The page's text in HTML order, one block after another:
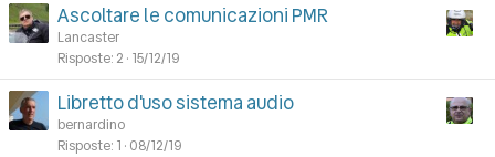
Ascoltare le comunicazioni PMR
Lancaster
Risposte 2 15/12/19
Libretto d'uso sistema audio
bernardino
Risposte 1 08/12/19